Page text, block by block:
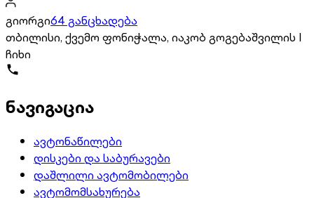
გიორგი64 განცხადება
თბილისი, ქვემო ფონიჭალა, იაკობ გოგებაშვილის I
ჩიხი
ნავიგაცია
ავტონაწილები
დისკები და საბურავები
დაშლილი ავტომობილები
ავტომომსახურება